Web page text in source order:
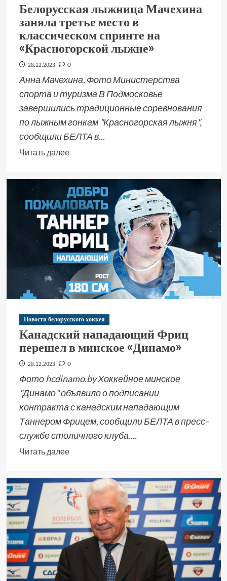
Белорусская лыжница Мачехина
заняла третье место в
классическом спринте на
«Красногорской лыжне»
28.12.2023 0
Анна Мачехина. Фото Министерства
спорта и туризма В Подмосковье
завершились традиционные соревнования
по лыжным гонкам "Красногорская лыжня",
сообщили БЕЛТА в...
Читать далее
Новости белорусского хоккея
Канадский нападающий Фриц
перешел в минское «Динамо»
28.12.2023 0
Фото hcdinamo.by Хоккейное минское
"Динамо" объявило о подписании
контракта с канадским нападающим
Таннером Фрицем, сообщили БЕЛТА в пресс-
службе столичного клуба....
Читать далее